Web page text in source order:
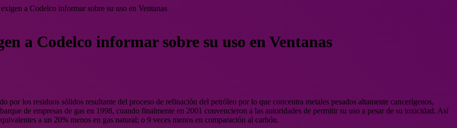
a Codelco informar sobre su uso en Ventanas
a Codelco informar sobre su uso en Ventanas
por los residuos sólidos resultante del proceso de refinación del petróleo por lo que concentra metales pesados altamente cancerígenos,
de empresas de gas en 1998, cuando finalmente en 2001 convencieron a las autoridades de permitir su uso a pesar de su toxicidad. Así
a un 20% menos en gas natural; o 9 veces menos en comparación al carbón.